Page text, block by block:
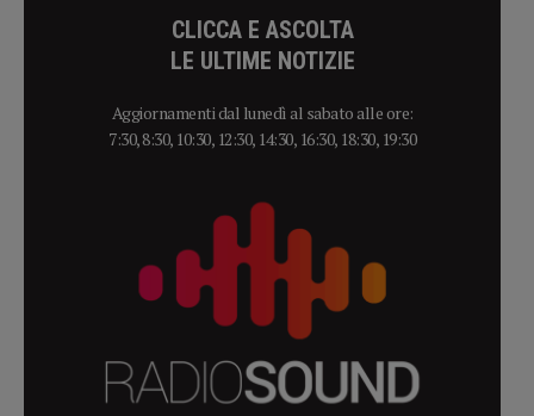
CLICCA E ASCOLTA
LE ULTIME NOTIZIE
Aggiornamenti dal lunedì al sabato alle ore:
7:30, 8:30, 10:30, 12:30, 14:30, 16:30, 18:30, 19:30